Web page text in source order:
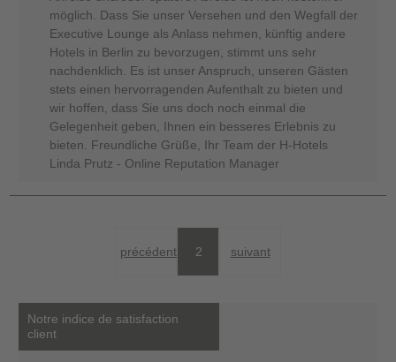
möglich. Dass Sie unser Versehen und den Wegfall der
Executive Lounge als Anlass nehmen, künftig andere
Hotels in Berlin zu bevorzugen, stimmt uns sehr
nachdenklich. Es ist unser Anspruch, unseren Gästen
stets einen hervorragenden Aufenthalt zu bieten und
wir hoffen, dass Sie uns doch noch einmal die
Gelegenheit geben, Ihnen ein besseres Erlebnis zu
bieten. Freundliche Grüße, Ihr Team der H-Hotels
Linda Prutz - Online Reputation Manager
précédent 2 suivant
Notre indice de satisfaction
client